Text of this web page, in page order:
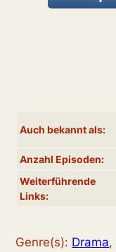
Auch bekannt als:
Anzahl Episoden:
Weiterführende
Links:
Genre(s): Drama,